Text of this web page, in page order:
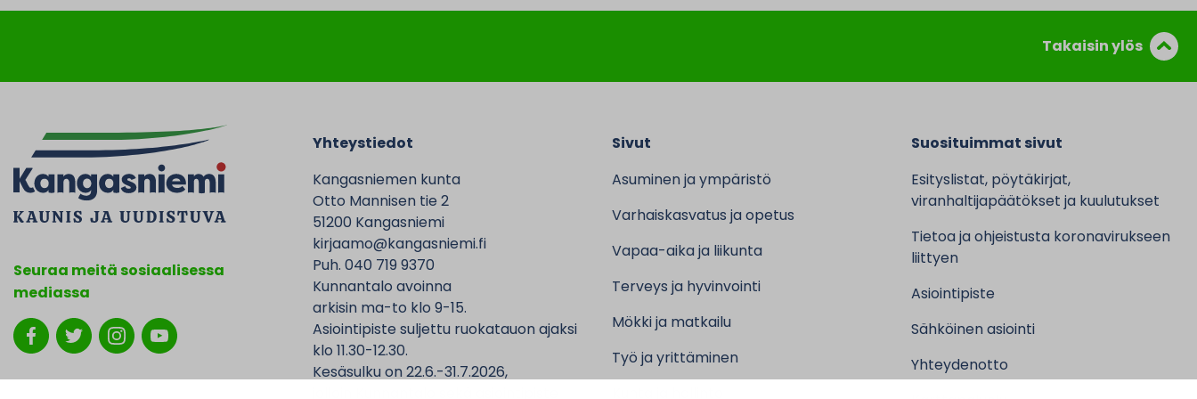
Takaisin ylös
Seuraa meitä sosiaalisessa
mediassa
Yhteystiedot
Kangasniemen kunta
Otto Mannisen tie 2
51200 Kangasniemi
kirjaamo@kangasniemi.fi
Puh. 040 719 9370
Kunnantalo avoinna
arkisin ma-to klo 9-15.
Asiointipiste suljettu ruokatauon ajaksi
klo 11.30-12.30.
Kesäsulku on 22.6.-31.7.2026,
Sivut
Asuminen ja ympäristö
Varhaiskasvatus ja opetus
Vapaa-aika ja liikunta
Terveys ja hyvinvointi
Mökki ja matkailu
Työ ja yrittäminen
Suosituimmat sivut
Esityslistat, pöytäkirjat,
viranhaltijapäätökset ja kuulutukset
Tietoa ja ohjeistusta koronavirukseen
liittyen
Asiointipiste
Sähköinen asiointi
Yhteydenotto